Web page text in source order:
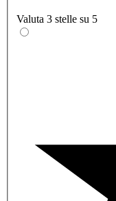
Valuta 3 stelle su 5